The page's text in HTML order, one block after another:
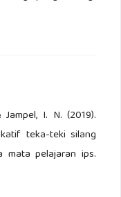
I. N. (2019).
teka-teki silang
mata pelajaran ips.